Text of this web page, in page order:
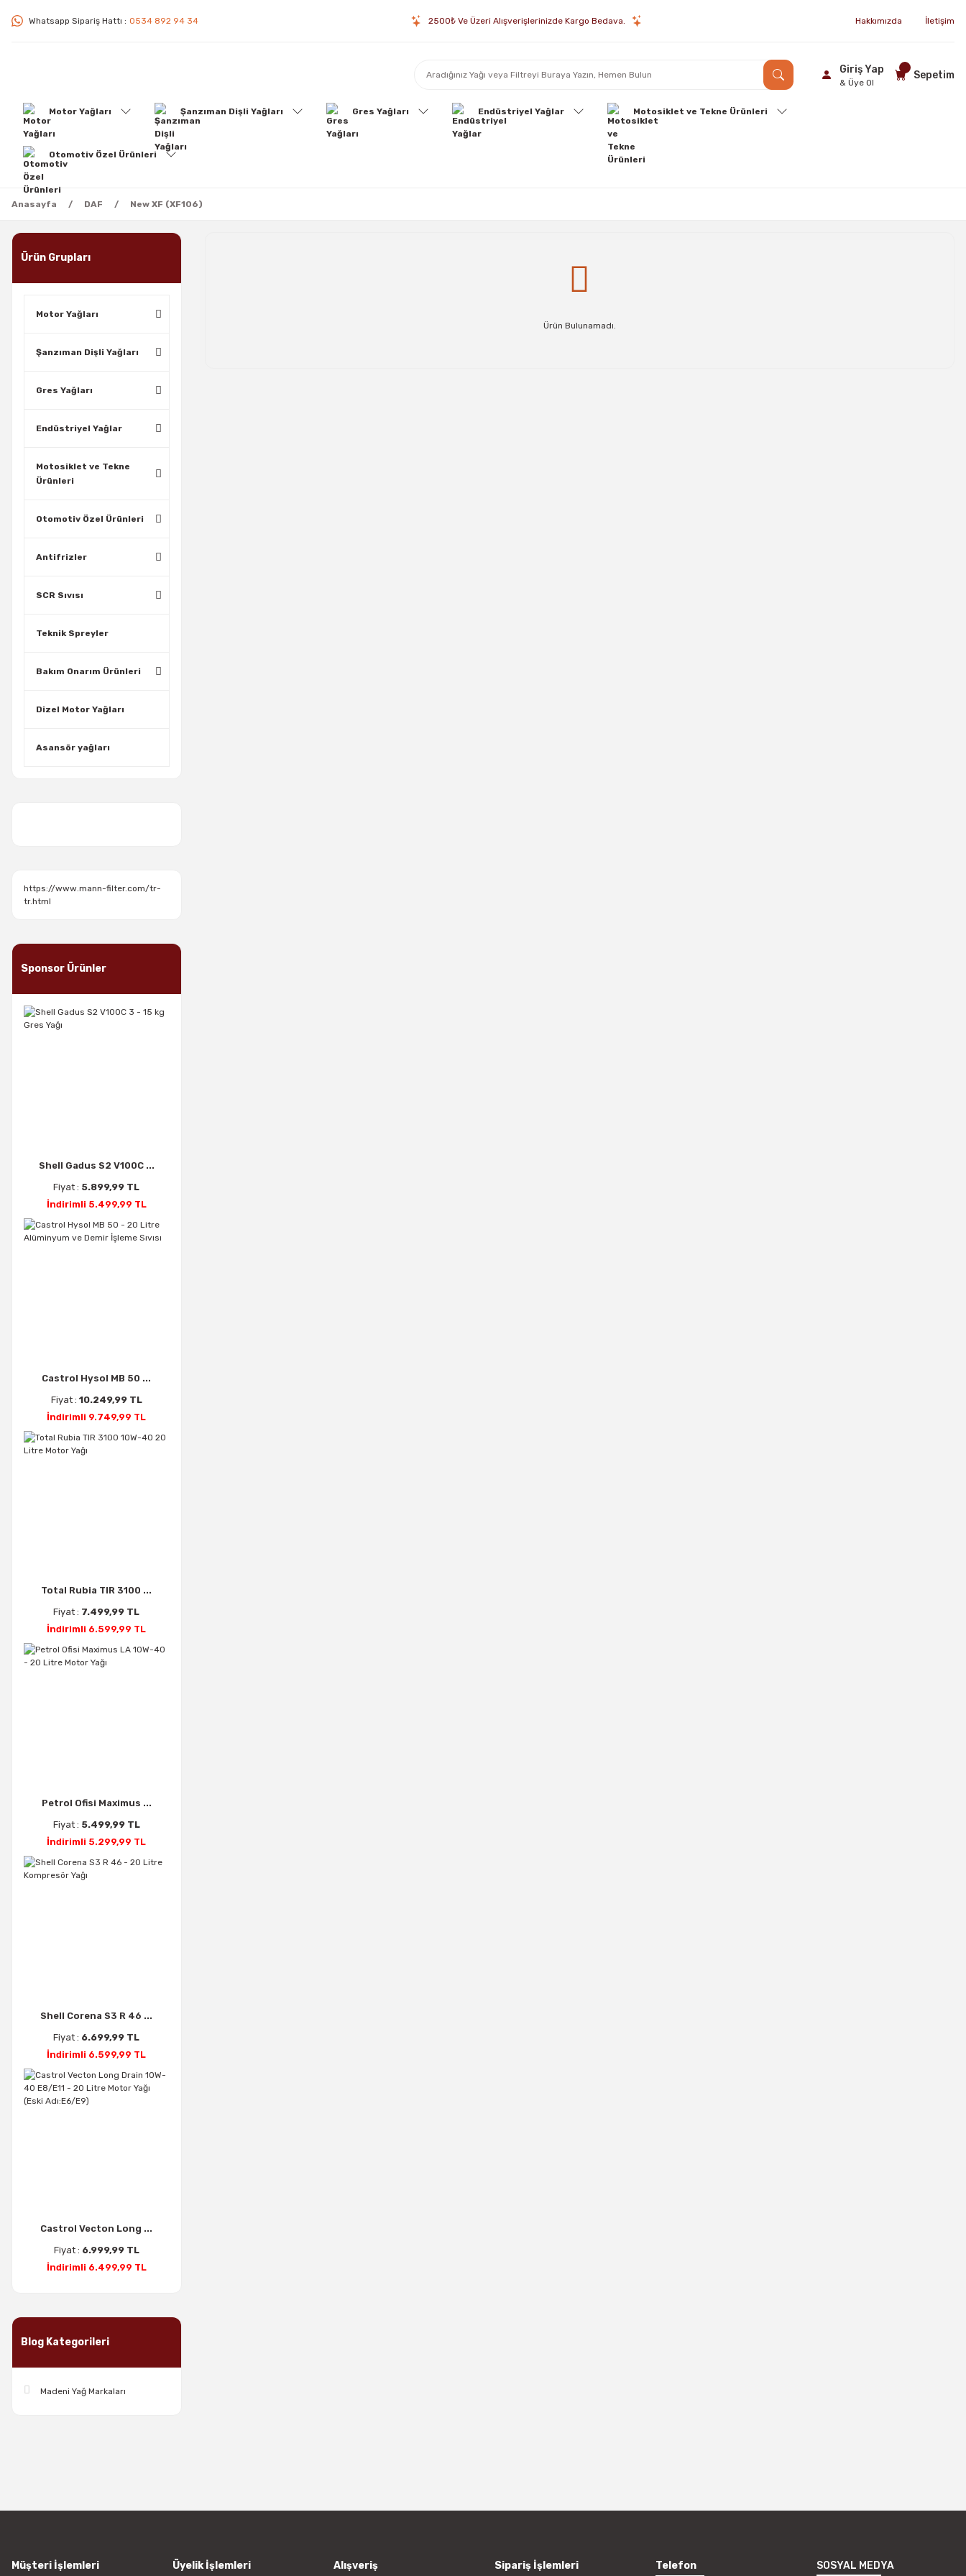
Whatsapp Sipariş Hattı : 0534 892 94 34 2500₺ Ve Üzeri Alışverişlerinizde Kargo Bedava. Hakkımızda İletişim
Giriş Yap
& Üye Ol
Sepetim
Motor Yağları Şanzıman Dişli Yağları Gres Yağları Endüstriyel Yağlar Motosiklet ve Tekne Ürünleri
Otomotiv Özel Ürünleri
Anasayfa DAF New XF (XF106)
Ürün Grupları
Motor Yağları
Şanzıman Dişli Yağları
Gres Yağları
Endüstriyel Yağlar
Motosiklet ve Tekne
Ürünleri
Otomotiv Özel Ürünleri
Antifrizler
SCR Sıvısı
Teknik Spreyler
Bakım Onarım Ürünleri
Dizel Motor Yağları
Asansör yağları
https://www.mann-filter.com/tr-
tr.html
Sponsor Ürünler
Shell Gadus S2 V100C ...
Fiyat : 5.899,99 TL
İndirimli 5.499,99 TL
Castrol Hysol MB 50 ...
Fiyat : 10.249,99 TL
İndirimli 9.749,99 TL
Total Rubia TIR 3100 ...
Fiyat : 7.499,99 TL
İndirimli 6.599,99 TL
Petrol Ofisi Maximus ...
Fiyat : 5.499,99 TL
İndirimli 5.299,99 TL
Shell Corena S3 R 46 ...
Fiyat : 6.699,99 TL
İndirimli 6.599,99 TL
Castrol Vecton Long ...
Fiyat : 6.999,99 TL
İndirimli 6.499,99 TL
Blog Kategorileri
Madeni Yağ Markaları
Ürün Bulunamadı.
Müşteri İşlemleri Üyelik İşlemleri Alışveriş Sipariş İşlemleri Telefon SOSYAL MEDYA